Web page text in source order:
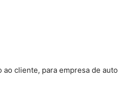
ao cliente, para empresa de auto